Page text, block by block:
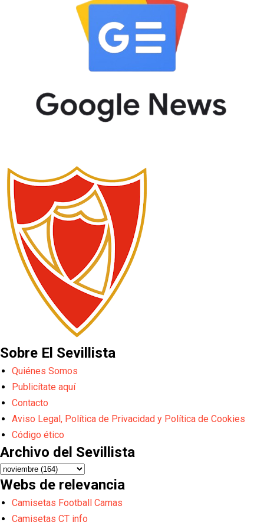
Sobre El Sevillista
Quiénes Somos
Publicítate aquí
Contacto
Aviso Legal, Política de Privacidad y Política de Cookies
Código ético
Archivo del Sevillista
Webs de relevancia
Camisetas Football Camas
Camisetas CT info